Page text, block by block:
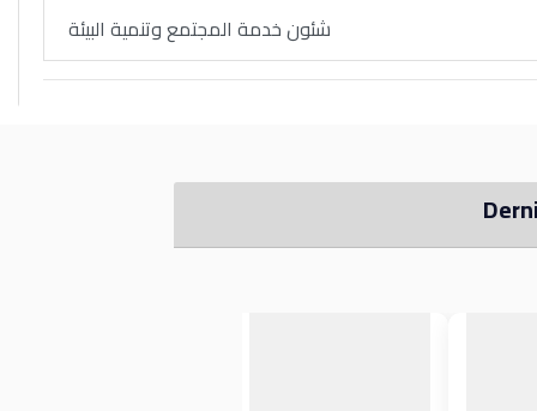
شئون خدمة المجتمع وتنمية البيئة